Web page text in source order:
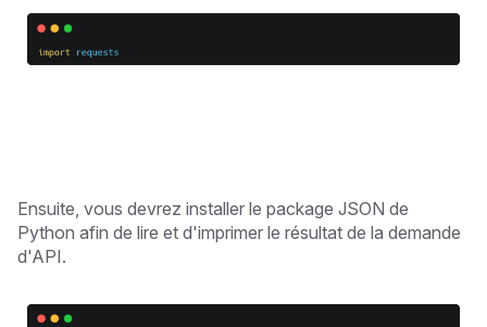
Ensuite, vous devrez installer le package JSON de
Python afin de lire et d'imprimer le résultat de la demande
d'API.